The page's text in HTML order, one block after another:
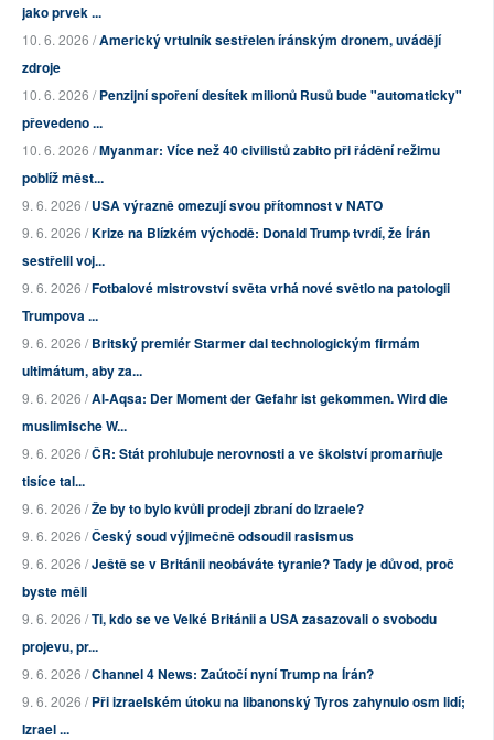
jako prvek ...
10. 6. 2026 /Americký vrtulník sestřelen íránským dronem, uvádějí
zdroje
10. 6. 2026 /Penzijní spoření desítek milionů Rusů bude "automaticky"
převedeno ...
10. 6. 2026 /Myanmar: Více než 40 civilistů zabito při řádění režimu
poblíž měst...
9. 6. 2026 /USA výrazně omezují svou přítomnost v NATO
9. 6. 2026 /Krize na Blízkém východě: Donald Trump tvrdí, že Írán
sestřelil voj...
9. 6. 2026 /Fotbalové mistrovství světa vrhá nové světlo na patologii
Trumpova ...
9. 6. 2026 /Britský premiér Starmer dal technologickým firmám
ultimátum, aby za...
9. 6. 2026 /Al-Aqsa: Der Moment der Gefahr ist gekommen. Wird die
muslimische W...
9. 6. 2026 /ČR: Stát prohlubuje nerovnosti a ve školství promarňuje
tisíce tal...
9. 6. 2026 /Že by to bylo kvůli prodeji zbraní do Izraele?
9. 6. 2026 /Český soud výjimečně odsoudil rasismus
9. 6. 2026 /Ještě se v Británii neobáváte tyranie? Tady je důvod, proč
byste měli
9. 6. 2026 /Ti, kdo se ve Velké Británii a USA zasazovali o svobodu
projevu, pr...
9. 6. 2026 /Channel 4 News: Zaútočí nyní Trump na Írán?
9. 6. 2026 /Při izraelském útoku na libanonský Tyros zahynulo osm lidí;
Izrael ...